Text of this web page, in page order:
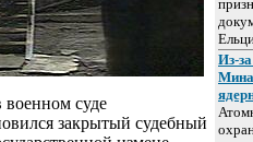
суде
закрытый судебный
Из-